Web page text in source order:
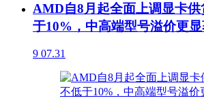
AMD自8月起全面上调显卡
于10%，中高端型号溢价更
9 07.31